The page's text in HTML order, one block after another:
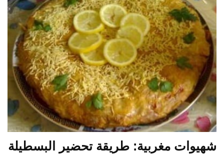
شهيوات مغربية: طريقة تحضير البسطيلة